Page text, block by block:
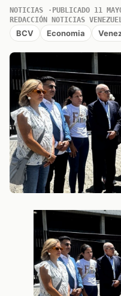
NOTICIAS PUBLICADO 11
REDACCIÓN NOTICIAS
BCV Economia